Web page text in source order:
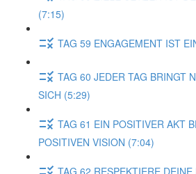
(7:15)
TAG 59 ENGAGEMENT IST
TAG 60 JEDER TAG BRINGT
SICH (5:29)
TAG 61 EIN POSITIVER AKT
POSITIVEN VISION (7:04)
TAG 62 RESPEKTIERE